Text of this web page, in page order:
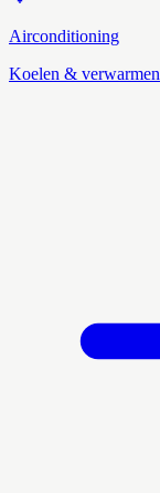
Airconditioning
Koelen & verwarmen